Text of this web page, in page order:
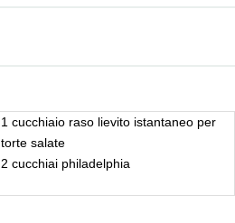
1 cucchiaio raso lievito istantaneo per
torte salate
2 cucchiai philadelphia